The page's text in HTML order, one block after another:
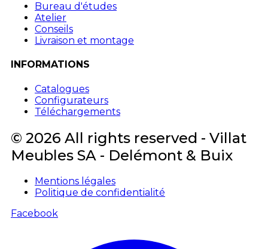
Bureau d'études
Atelier
Conseils
Livraison et montage
INFORMATIONS
Catalogues
Configurateurs
Téléchargements
© 2026 All rights reserved - Villat
Meubles SA - Delémont & Buix
Mentions légales
Politique de confidentialité
Facebook